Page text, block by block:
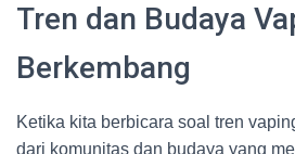
Tren dan Budaya
Berkembang
Ketika kita berbicara soal tren
dari komunitas dan budaya yang